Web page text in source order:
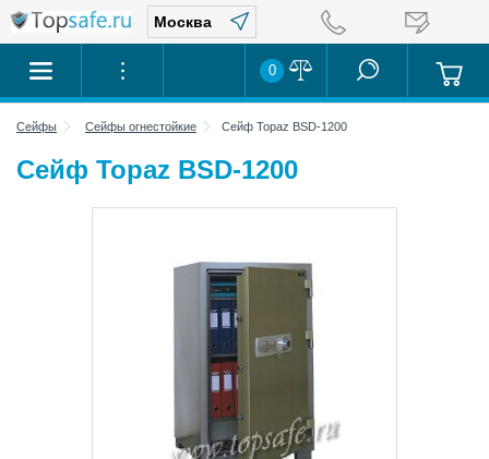
0
Сейфы Сейфы огнестойкие Сейф Topaz BSD-1200
Сейф Topaz BSD-1200